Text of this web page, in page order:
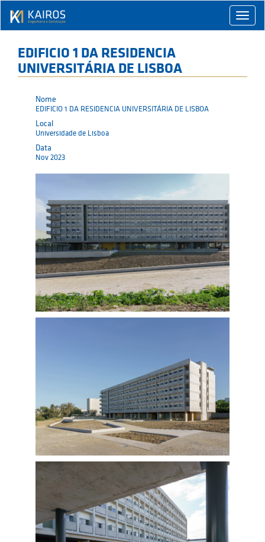
Toggle
EDIFICIO 1 DA RESIDENCIA
UNIVERSITÁRIA DE LISBOA
Nome
EDIFICIO 1 DA RESIDENCIA UNIVERSITÁRIA DE LISBOA
Local
Universidade de Lisboa
Data
Nov 2023